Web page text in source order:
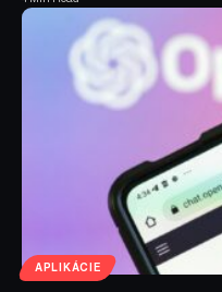
APLIKÁCIE